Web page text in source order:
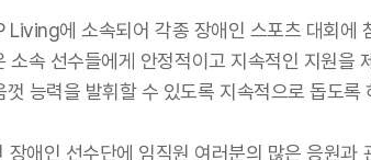
Living에 소속되어 각종 장애인 스포츠 대회에
소속 선수들에게 안정적이고 지속적인 지원을
껏 능력을 발휘할 수 있도록 지속적으로 돕도록
장애인 선수단에 임직원 여러분의 많은 응원과